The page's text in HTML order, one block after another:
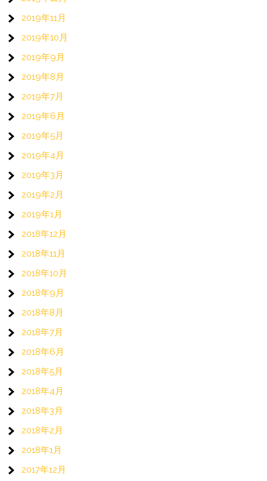
2019年11月
2019年10月
2019年9月
2019年8月
2019年7月
2019年6月
2019年5月
2019年4月
2019年3月
2019年2月
2019年1月
2018年12月
2018年11月
2018年10月
2018年9月
2018年8月
2018年7月
2018年6月
2018年5月
2018年4月
2018年3月
2018年2月
2018年1月
2017年12月